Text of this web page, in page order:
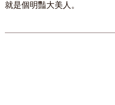
就是個明豔大美人。